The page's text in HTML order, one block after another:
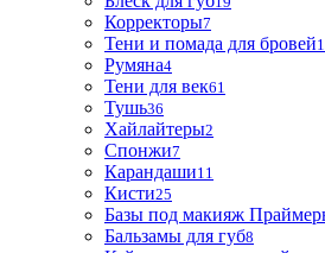
Корректоры7
Тени и помада для бровей
Румяна4
Тени для век61
Тушь36
Хайлайтеры2
Спонжи7
Карандаши11
Кисти25
Базы под макияж
Бальзамы для губ8